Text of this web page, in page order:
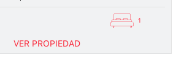
1
VER PROPIEDAD